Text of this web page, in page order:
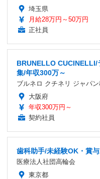
埼玉県
月給28万円～50万円
正社員
BRUNELLO CUCINELLI/
集/年収300万～
ブルネロ クチネリ ジャパ
大阪府
年収300万円～
契約社員
歯科助手/未経験OK・賞与
医療法人社団高輪会
東京都